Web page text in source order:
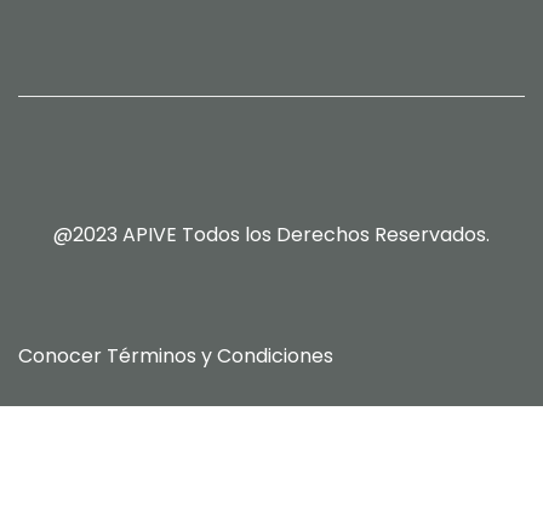
@2023 APIVE Todos los Derechos Reservados.
Conocer Términos y Condiciones